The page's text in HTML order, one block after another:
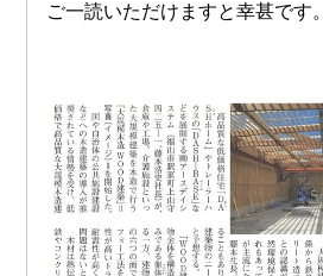
ご一読いただけますと幸甚です。